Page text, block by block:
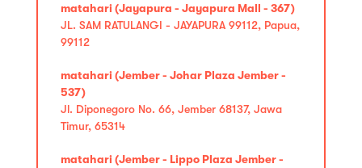
matahari (Jayapura - Jayapura Mall - 367)
JL. SAM RATULANGI - JAYAPURA 99112, Papua,
99112
matahari (Jember - Johar Plaza Jember -
537)
Jl. Diponegoro No. 66, Jember 68137, Jawa
Timur, 65314
matahari (Jember - Lippo Plaza Jember -